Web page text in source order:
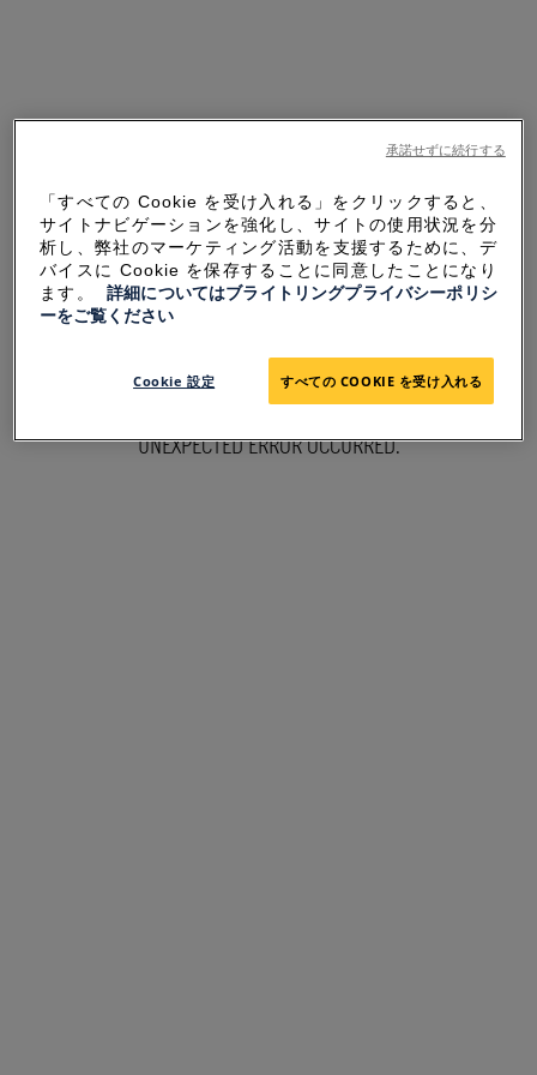
SORRY FOR THE
INCONVENIENCE
UNEXPECTED ERROR OCCURRED.
「すべての Cookie を受け入れる」をクリックすると、
サイトナビゲーションを強化し、サイトの使用状況を分
析し、弊社のマーケティング活動を支援するために、デ
バイスに Cookie を保存することに同意したことになり
ます。
詳細についてはブライトリングプライバシーポリシ
ーをご覧ください
Cookie 設定 すべての COOKIE を受け入れる
承諾せずに続行する